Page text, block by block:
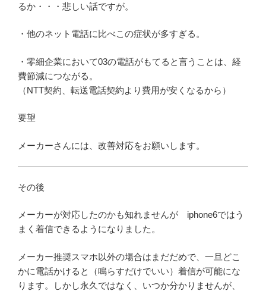
るか・・・悲しい話ですが。
・他のネット電話に比べこの症状が多すぎる。
・零細企業において03の電話がもてると言うことは、経
費節減につながる。
（NTT契約、転送電話契約より費用が安くなるから）
要望
メーカーさんには、改善対応をお願いします。
その後
メーカーが対応したのかも知れませんが iphone6ではう
まく着信できるようになりました。
メーカー推奨スマホ以外の場合はまだだめで、一旦どこ
かに電話かけると（鳴らすだけでいい）着信が可能にな
ります。しかし永久ではなく、いつか分かりませんが、